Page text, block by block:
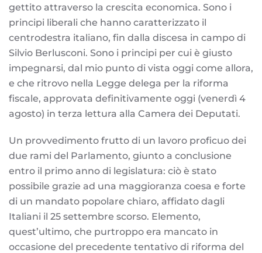
gettito attraverso la crescita economica. Sono i
principi liberali che hanno caratterizzato il
centrodestra italiano, fin dalla discesa in campo di
Silvio Berlusconi. Sono i principi per cui è giusto
impegnarsi, dal mio punto di vista oggi come allora,
e che ritrovo nella Legge delega per la riforma
fiscale, approvata definitivamente oggi (venerdì 4
agosto) in terza lettura alla Camera dei Deputati.
Un provvedimento frutto di un lavoro proficuo dei
due rami del Parlamento, giunto a conclusione
entro il primo anno di legislatura: ciò è stato
possibile grazie ad una maggioranza coesa e forte
di un mandato popolare chiaro, affidato dagli
Italiani il 25 settembre scorso. Elemento,
quest’ultimo, che purtroppo era mancato in
occasione del precedente tentativo di riforma del